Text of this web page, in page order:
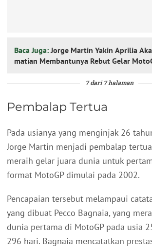
Baca Juga:Jorge Martin Yakin Aprilia
matian Membantunya Rebut Gelar
7 dari 7 halaman
Pembalap Tertua
Pada usianya yang menginjak 26
Jorge Martin menjadi pembalap
meraih gelar juara dunia untuk
format MotoGP dimulai pada 2002.
Pencapaian tersebut melampaui
yang dibuat Pecco Bagnaia, yang
dunia pertama di MotoGP pada usia
296 hari. Bagnaia mencatatkan